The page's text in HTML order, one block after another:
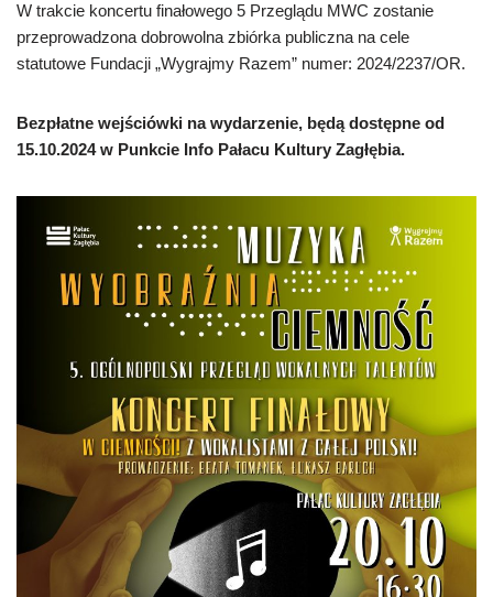
W trakcie koncertu finałowego 5 Przeglądu MWC zostanie
przeprowadzona dobrowolna zbiórka publiczna na cele
statutowe Fundacji „Wygrajmy Razem” numer: 2024/2237/OR.
Bezpłatne wejściówki na wydarzenie, będą dostępne od
15.10.2024 w Punkcie Info Pałacu Kultury Zagłębia.